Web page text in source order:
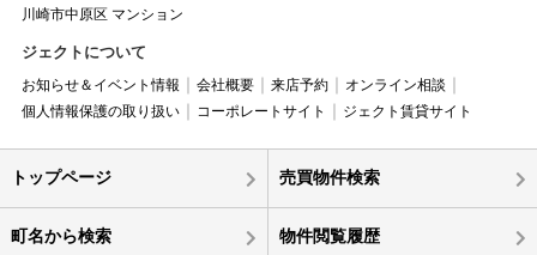
川崎市中原区 マンション
ジェクトについて
お知らせ＆イベント情報 会社概要 来店予約
オンライン相談
個人情報保護の取り扱い
コーポレートサイト ジェクト賃貸サイト
トップページ 売買物件検索
町名から検索 物件閲覧履歴